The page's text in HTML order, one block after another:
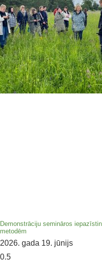
Demonstrāciju semināros
metodēm
2026. gada 19. jūnijs